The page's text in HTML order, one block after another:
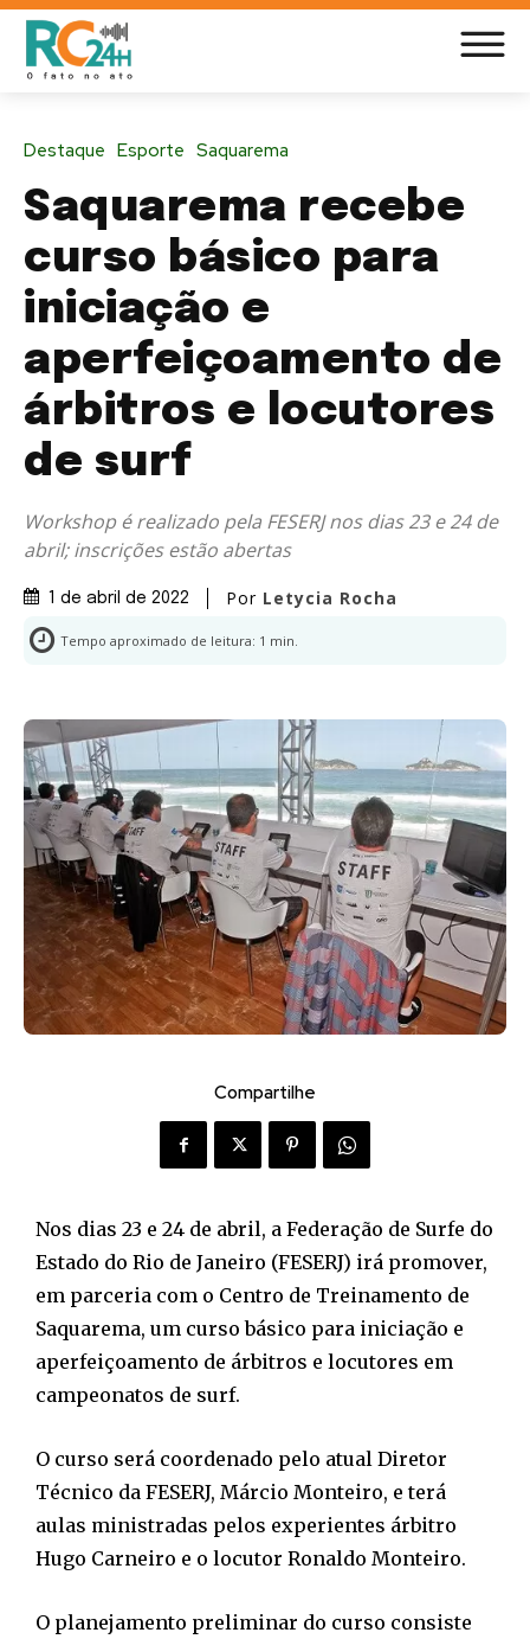
Destaque Esporte Saquarema
Saquarema recebe
curso básico para
iniciação e
aperfeiçoamento de
árbitros e locutores
de surf
Workshop é realizado pela FESERJ nos dias 23 e 24 de
abril; inscrições estão abertas
1 de abril de 2022 Por Letycia Rocha
Tempo aproximado de leitura: 1 min.
Compartilhe
Nos dias 23 e 24 de abril, a Federação de Surfe do
Estado do Rio de Janeiro (FESERJ) irá promover,
em parceria com o Centro de Treinamento de
Saquarema, um curso básico para iniciação e
aperfeiçoamento de árbitros e locutores em
campeonatos de surf.
O curso será coordenado pelo atual Diretor
Técnico da FESERJ, Márcio Monteiro, e terá
aulas ministradas pelos experientes árbitro
Hugo Carneiro e o locutor Ronaldo Monteiro.
O planejamento preliminar do curso consiste